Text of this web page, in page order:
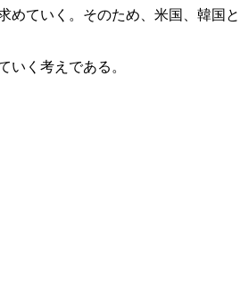
めていく。そのため、米国、韓国
いく考えである。